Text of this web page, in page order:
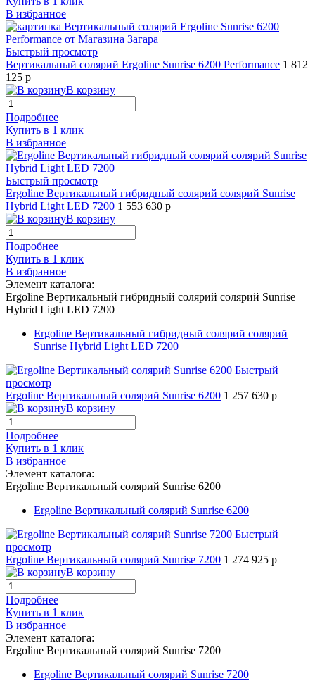
В избранное
Быстрый просмотр
Вертикальный солярий Ergoline Sunrise 6200 Performance 1 812
125 р
В корзину
Подробнее
Купить в 1 клик
В избранное
Быстрый просмотр
Ergoline Вертикальный гибридный солярий солярий Sunrise
Hybrid Light LED 7200 1 553 630 р
В корзину
Подробнее
Купить в 1 клик
В избранное
Элемент каталога:
Ergoline Вертикальный гибридный солярий солярий Sunrise
Hybrid Light LED 7200
Ergoline Вертикальный гибридный солярий солярий
Sunrise Hybrid Light LED 7200
Быстрый
просмотр
Ergoline Вертикальный солярий Sunrise 6200 1 257 630 р
В корзину
Подробнее
Купить в 1 клик
В избранное
Элемент каталога:
Ergoline Вертикальный солярий Sunrise 6200
Ergoline Вертикальный солярий Sunrise 6200
Быстрый
просмотр
Ergoline Вертикальный солярий Sunrise 7200 1 274 925 р
В корзину
Подробнее
Купить в 1 клик
В избранное
Элемент каталога:
Ergoline Вертикальный солярий Sunrise 7200
Ergoline Вертикальный солярий Sunrise 7200